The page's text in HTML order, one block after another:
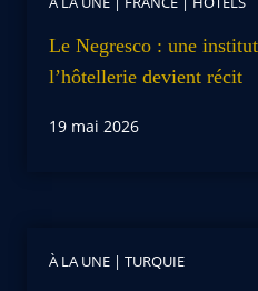
Le Negresco : une
l’hôtellerie devient récit
19 mai 2026
À LA UNE | TURQUIE